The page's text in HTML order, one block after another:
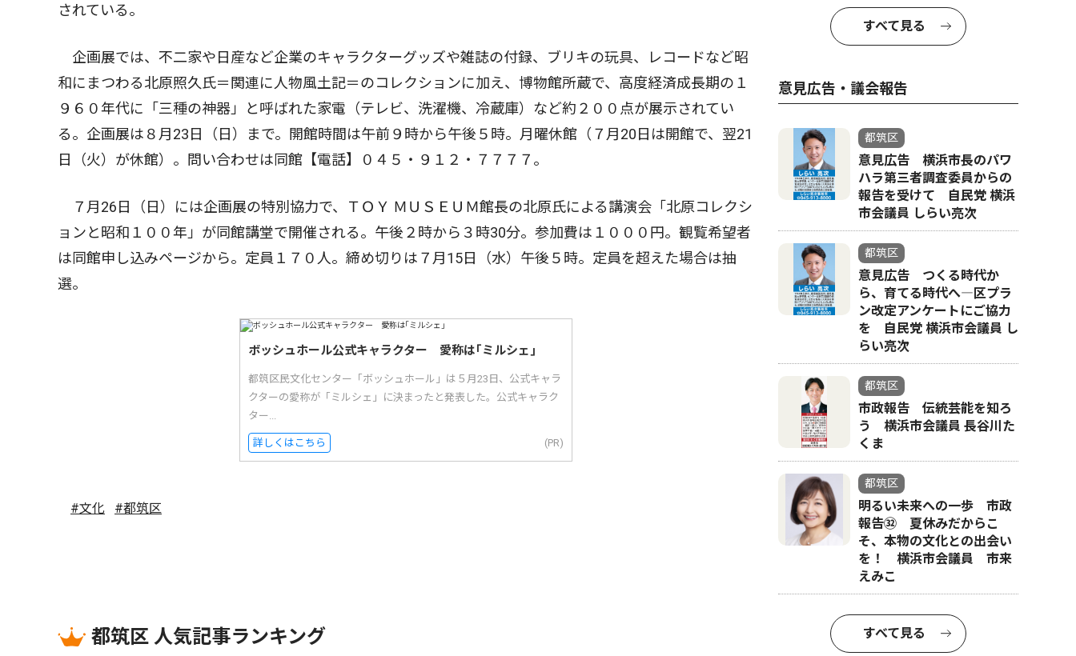
されている。
企画展では、不二家や日産など企業のキャラクターグッズや雑誌の付録、ブリキの玩具、レコードなど昭
和にまつわる北原照久氏＝関連に人物風土記＝のコレクションに加え、博物館所蔵で、高度経済成長期の１
９６０年代に「三種の神器」と呼ばれた家電（テレビ、洗濯機、冷蔵庫）など約２００点が展示されてい
る。企画展は８月23日（日）まで。開館時間は午前９時から午後５時。月曜休館（７月20日は開館で、翌21
日（火）が休館）。問い合わせは同館【電話】０４５・９１２・７７７７。
７月26日（日）には企画展の特別協力で、ＴＯＹ ＭＵＳＥＵＭ館長の北原氏による講演会「北原コレクシ
ョンと昭和１００年」が同館講堂で開催される。午後２時から３時30分。参加費は１０００円。観覧希望者
は同館申し込みページから。定員１７０人。締め切りは７月15日（水）午後５時。定員を超えた場合は抽
選。
ボッシュホール公式キャラクター 愛称は｢ミルシェ｣
都筑区民文化センター「ボッシュホール」は５月23日、公式キャラ
クターの愛称が「ミルシェ」に決まったと発表した。公式キャラク
ター...
詳しくはこちら (PR)
#文化 #都筑区
都筑区 人気記事ランキング
すべて見る
意見広告・議会報告
都筑区
意見広告 横浜市長のパワ
ハラ第三者調査委員からの
報告を受けて 自民党 横浜
市会議員 しらい亮次
都筑区
意見広告 つくる時代か
ら、育てる時代へ―区プラ
ン改定アンケートにご協力
を 自民党 横浜市会議員 し
らい亮次
都筑区
市政報告 伝統芸能を知ろ
う 横浜市会議員 長谷川た
くま
都筑区
明るい未来への一歩 市政
報告㉜ 夏休みだからこ
そ、本物の文化との出会い
を！ 横浜市会議員 市来
えみこ
すべて見る